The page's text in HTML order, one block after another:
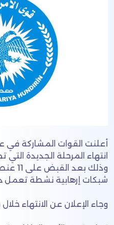
أعلنت القوات المشاركة في
انتهاء المرحلة الجديدة
وذلك
شبكات إرهابية نشطة تعمل
وجاء الإعلان عن الانتهاء